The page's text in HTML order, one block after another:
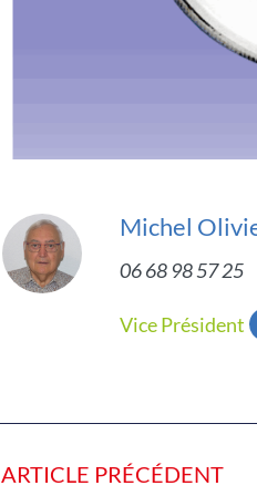
Michel
06 68 98 57 25
Vice Président
ARTICLE PRÉCÉDENT